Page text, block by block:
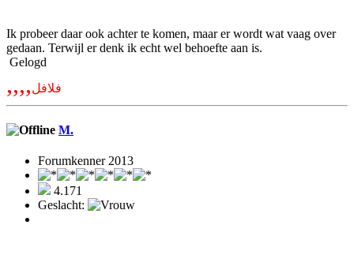
Ik probeer daar ook achter te komen, maar er wordt wat vaag over
gedaan. Terwijl er denk ik echt wel behoefte aan is.
Gelogd
,,,,فلافل
M.
Forumkenner 2013
4.171
Geslacht: